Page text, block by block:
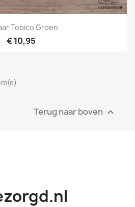
Tobico Groen
€ 10,95
Terug naar boven 